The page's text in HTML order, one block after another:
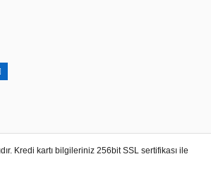
Kredi kartı bilgileriniz 256bit SSL sertifikası ile